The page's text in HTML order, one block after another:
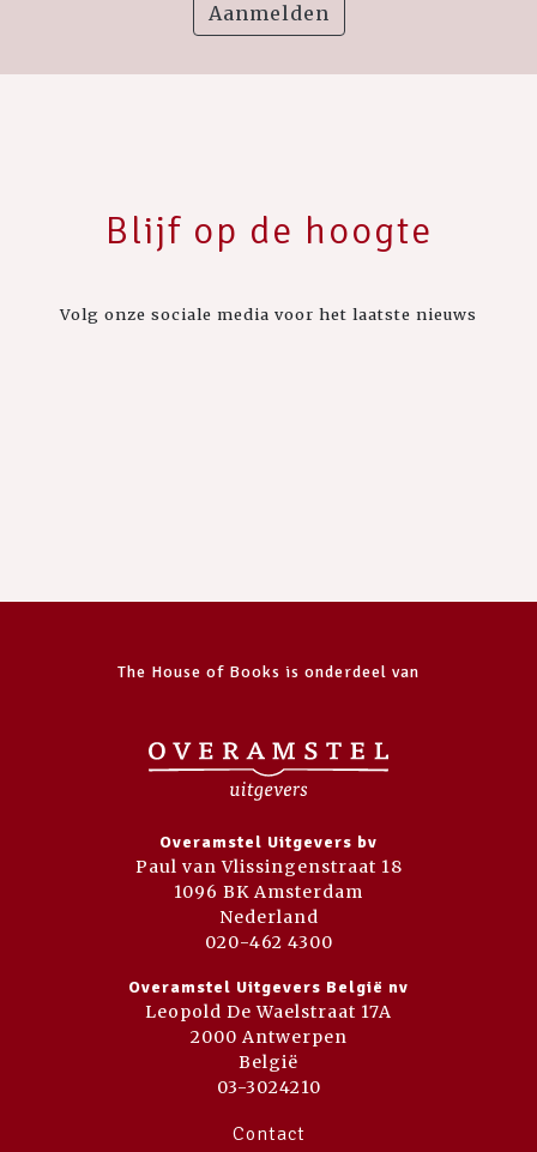
Aanmelden
Blijf op de hoogte
Volg onze sociale media voor het laatste nieuws
The House of Books is onderdeel van
Overamstel Uitgevers bv
Paul van Vlissingenstraat 18
1096 BK Amsterdam
Nederland
020-462 4300
Overamstel Uitgevers België nv
Leopold De Waelstraat 17A
2000 Antwerpen
België
03-3024210
Contact